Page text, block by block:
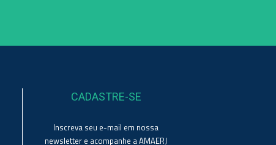
CADASTRE-SE
Inscreva seu e-mail em nossa
newsletter e acompanhe a AMAERJ